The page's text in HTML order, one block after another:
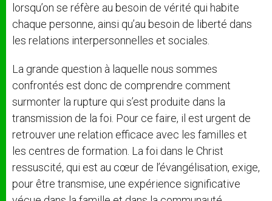
lorsqu’on se réfère au besoin de vérité qui habite
chaque personne, ainsi qu’au besoin de liberté dans
les relations interpersonnelles et sociales.
La grande question à laquelle nous sommes
confrontés est donc de comprendre comment
surmonter la rupture qui s’est produite dans la
transmission de la foi. Pour ce faire, il est urgent de
retrouver une relation efficace avec les familles et
les centres de formation. La foi dans le Christ
ressuscité, qui est au cœur de l’évangélisation, exige,
pour être transmise, une expérience significative